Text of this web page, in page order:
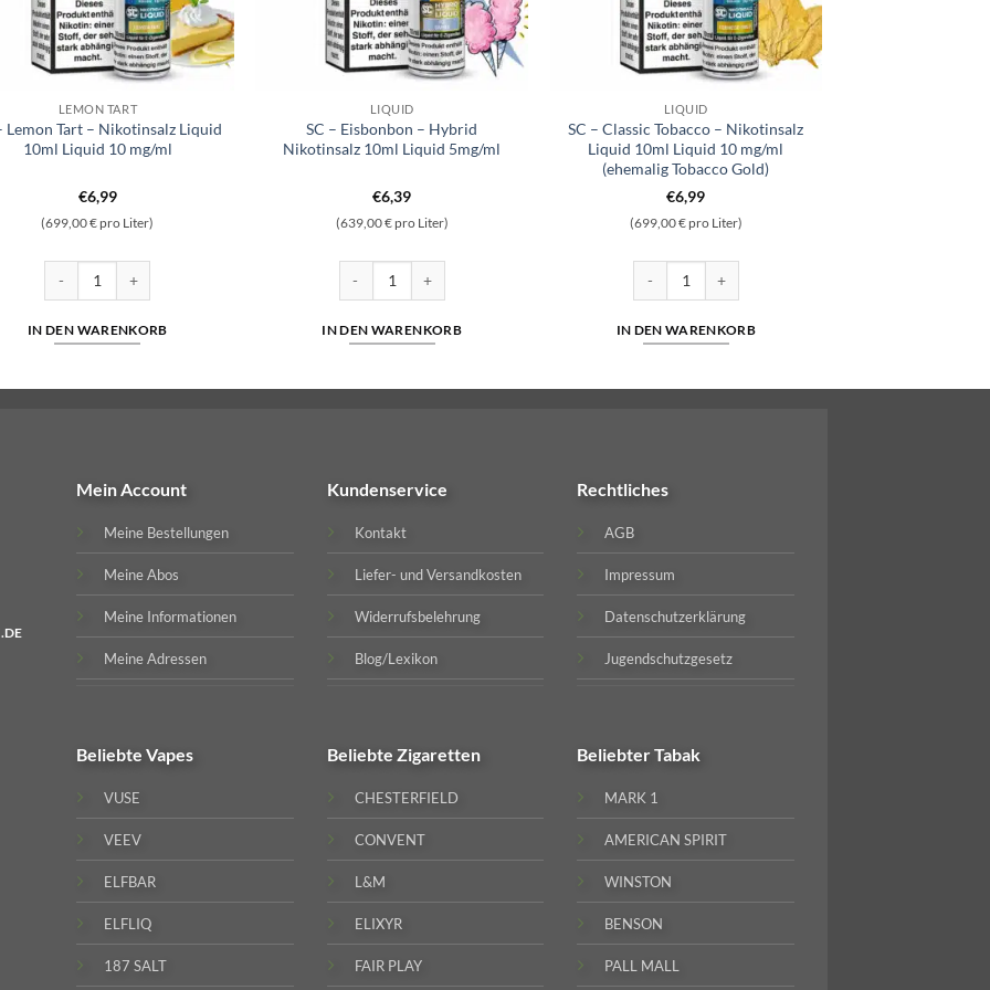
LEMON TART
Lemon Tart – Nikotinsalz Liquid
10ml Liquid 10 mg/ml
€6,99
(699,00 € pro Liter)
IN DEN WARENKORB
LIQUID
SC – Eisbonbon – Hybrid
Nikotinsalz 10ml Liquid 5mg/ml
€6,39
(639,00 € pro Liter)
IN DEN WARENKORB
LIQUID
SC – Classic Tobacco – Nikotinsalz
Liquid 10ml Liquid 10 mg/ml
(ehemalig Tobacco Gold)
€6,99
(699,00 € pro Liter)
IN DEN WARENKORB
Mein Account
Meine Bestellungen
Meine Abos
Meine Informationen
Meine Adressen
Kundenservice
Kontakt
Liefer- und Versandkosten
Widerrufsbelehrung
Blog/Lexikon
Rechtliches
AGB
Impressum
Datenschutzerklärung
Jugendschutzgesetz
BeliebteVapes
VUSE
VEEV
ELFBAR
ELFLIQ
187 SALT
Beliebte Zigaretten
CHESTERFIELD
CONVENT
L&M
ELIXYR
FAIR PLAY
BeliebterTabak
MARK 1
AMERICAN SPIRIT
WINSTON
BENSON
PALL MALL